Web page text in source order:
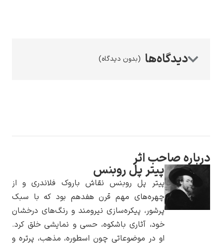
پل سزان
(بدون دیدگاه)
اثر
پیتر پل روبنس
پیتر پل روبنس نقاش باروک فلاندری و از
چهره‌های مهم قرن هفدهم بود که با سبک
پرشور، پیکره‌سازی نیرومند و رنگ‌های درخشان
خود، آثاری باشکوه، حسی و نمایشی خلق کرد.
او در موضوعاتی چون اسطوره، مذهب، پرتره و